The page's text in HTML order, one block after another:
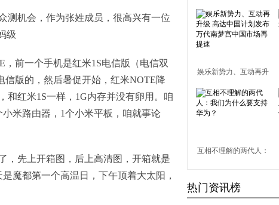
测机会，作为张姓成员，很高兴有一位
级
前一个手机是红米1S电信版（电信双
版的，然后暑促开始，红米NOTE降
和红米1S一样，1G内存并没有卵用。咱
米路由器，1个小米平板，咱就事论
，先上开箱图，后上高清图，开箱就是
魔都第一个高温日，下午顶着大太阳，
娱乐新势力、互动再升
级 高达中国计划发布
万代南梦宫中国市场再
互相不理解的两代人：
为？
热门资讯榜